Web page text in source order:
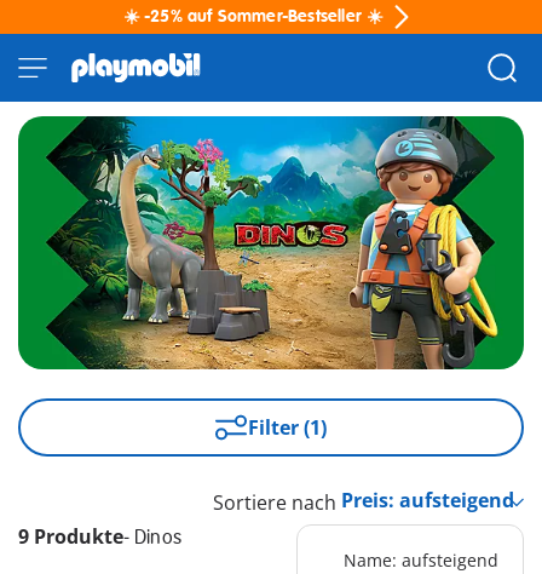
☀️ -25% auf Sommer-Bestseller ☀️
Filter (1)
9 Produkte- Dinos
Sortiere nach
Name: aufsteigend